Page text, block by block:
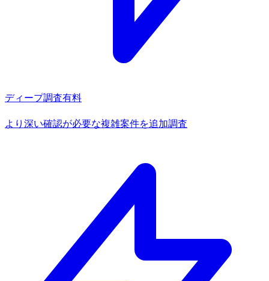
ディープ調査有料
より深い確認が必要な複雑案件を追加調査